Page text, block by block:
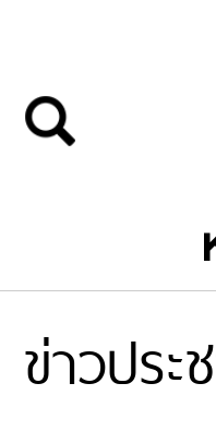
ข่าวปร